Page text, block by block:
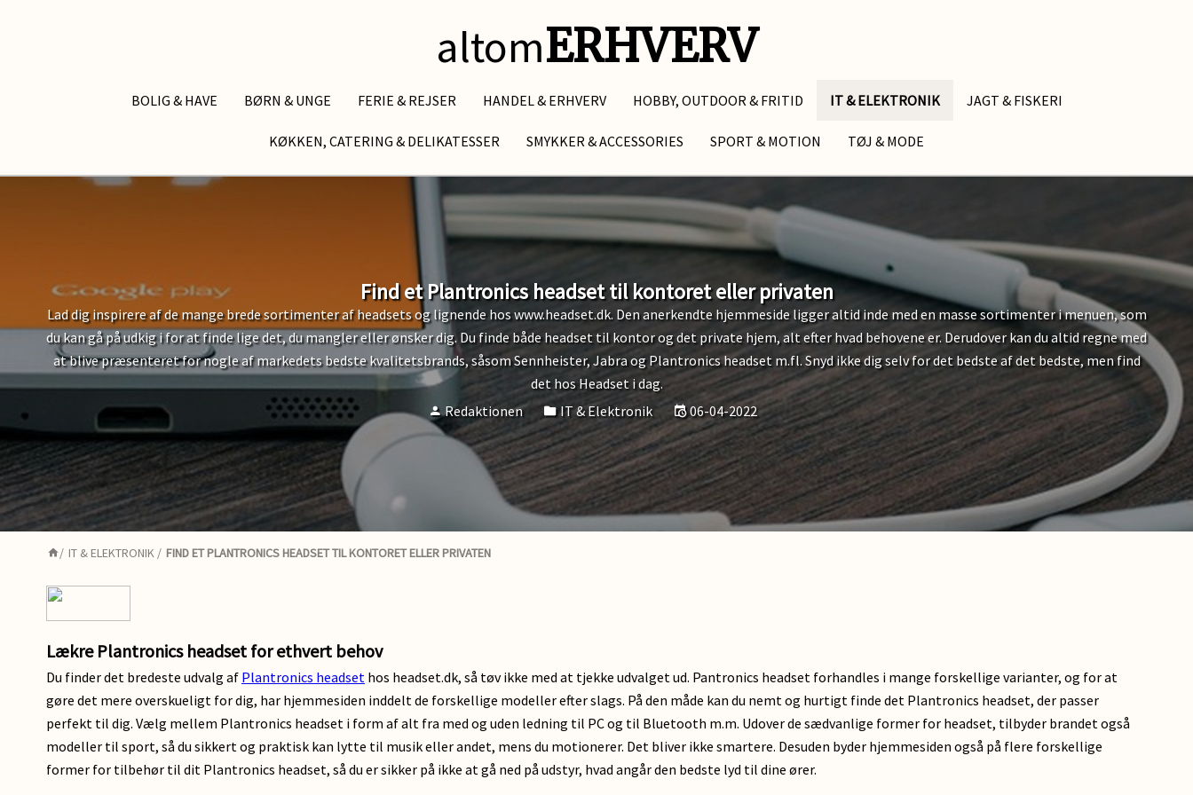
altomERHVERV
BOLIG & HAVE BØRN & UNGE FERIE & REJSER HANDEL & ERHVERV HOBBY, OUTDOOR & FRITID IT & ELEKTRONIK JAGT & FISKERI
KØKKEN, CATERING & DELIKATESSER SMYKKER & ACCESSORIES SPORT & MOTION TØJ & MODE
Find et Plantronics headset til kontoret eller privaten
Lad dig inspirere af de mange brede sortimenter af headsets og lignende hos www.headset.dk. Den anerkendte hjemmeside ligger altid inde med en masse sortimenter i menuen, som
du kan gå på udkig i for at finde lige det, du mangler eller ønsker dig. Du finde både headset til kontor og det private hjem, alt efter hvad behovene er. Derudover kan du altid regne med
at blive præsenteret for nogle af markedets bedste kvalitetsbrands, såsom Sennheister, Jabra og Plantronics headset m.fl. Snyd ikke dig selv for det bedste af det bedste, men find
det hos Headset i dag.
Redaktionen
IT & Elektronik 06-04-2022
/ IT & ELEKTRONIK / FIND ET PLANTRONICS HEADSET TIL KONTORET ELLER PRIVATEN
Lækre Plantronics headset for ethvert behov
Du finder det bredeste udvalg af Plantronics headset hos headset.dk, så tøv ikke med at tjekke udvalget ud. Pantronics headset forhandles i mange forskellige varianter, og for at
gøre det mere overskueligt for dig, har hjemmesiden inddelt de forskellige modeller efter slags. På den måde kan du nemt og hurtigt finde det Plantronics headset, der passer
perfekt til dig. Vælg mellem Plantronics headset i form af alt fra med og uden ledning til PC og til Bluetooth m.m. Udover de sædvanlige former for headset, tilbyder brandet også
modeller til sport, så du sikkert og praktisk kan lytte til musik eller andet, mens du motionerer. Det bliver ikke smartere. Desuden byder hjemmesiden også på flere forskellige
former for tilbehør til dit Plantronics headset, så du er sikker på ikke at gå ned på udstyr, hvad angår den bedste lyd til dine ører.